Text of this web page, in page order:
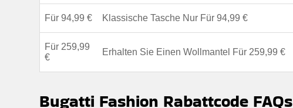
Für 94,99 € Klassische Tasche Nur Für 94,99 €
Für 259,99
€
Erhalten Sie Einen Wollmantel Für 259,99 €
Bugatti Fashion Rabattcode FAQs